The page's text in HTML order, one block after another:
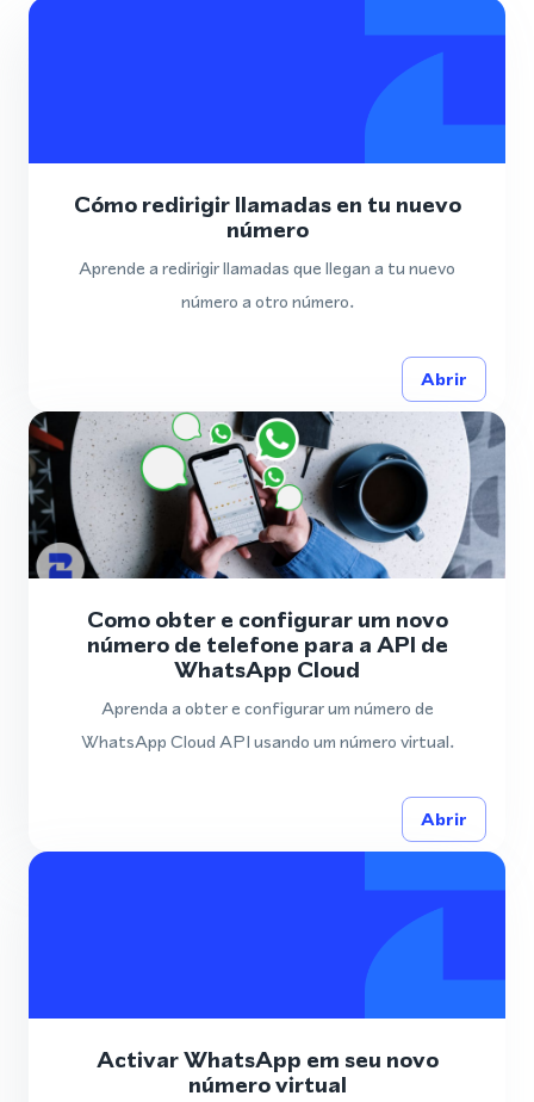
Cómo redirigir llamadas en tu nuevo
número
Aprende a redirigir llamadas que llegan a tu nuevo
número a otro número.
Abrir
Como obter e configurar um novo
número de telefone para a API de
WhatsApp Cloud
Aprenda a obter e configurar um número de
WhatsApp Cloud API usando um número virtual.
Abrir
Activar WhatsApp em seu novo
número virtual